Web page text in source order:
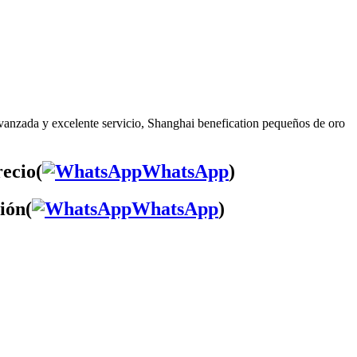
y excelente servicio, Shanghai benefication pequeños de oro
WhatsApp)
WhatsApp)